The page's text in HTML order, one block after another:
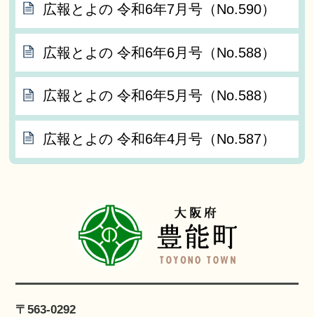
広報とよの 令和6年7月号（No.590）
広報とよの 令和6年6月号（No.588）
広報とよの 令和6年5月号（No.588）
広報とよの 令和6年4月号（No.587）
〒563-0292